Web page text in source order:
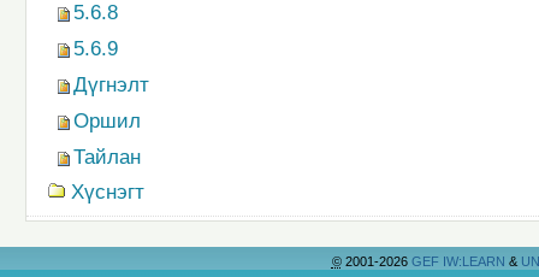
5.6.8
5.6.9
Дүгнэлт
Оршил
Тайлан
Хүснэгт
©2001-2026 GEF IW:LEARN &